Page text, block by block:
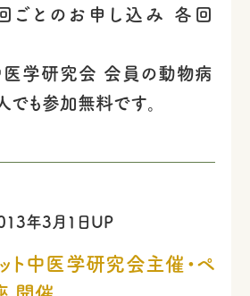
ごとのお申し込み 各回
医学研究会 会員の動物病
も参加無料です。
年3月1日UP
ト中医学研究会主催・ペ